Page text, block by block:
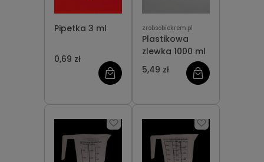
Pipetka 3 ml
0,69 zł
zrobsobiekrem.pl
Plastikowa
zlewka 1000 ml
5,49 zł